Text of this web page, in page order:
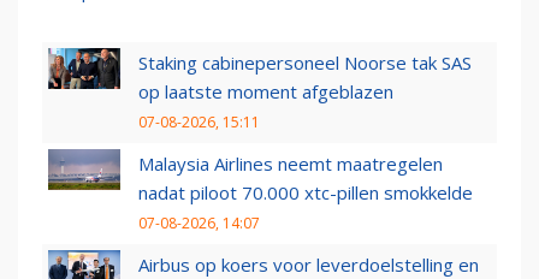
Staking cabinepersoneel Noorse tak SAS
op laatste moment afgeblazen
07-08-2026, 15:11
Malaysia Airlines neemt maatregelen
nadat piloot 70.000 xtc-pillen smokkelde
07-08-2026, 14:07
Airbus op koers voor leverdoelstelling en